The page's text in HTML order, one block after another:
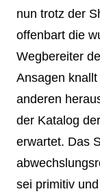
nun trotz der
offenbart die
Wegbereiter
Ansagen
anderen
der Katalog
erwartet. Das
sei primitiv